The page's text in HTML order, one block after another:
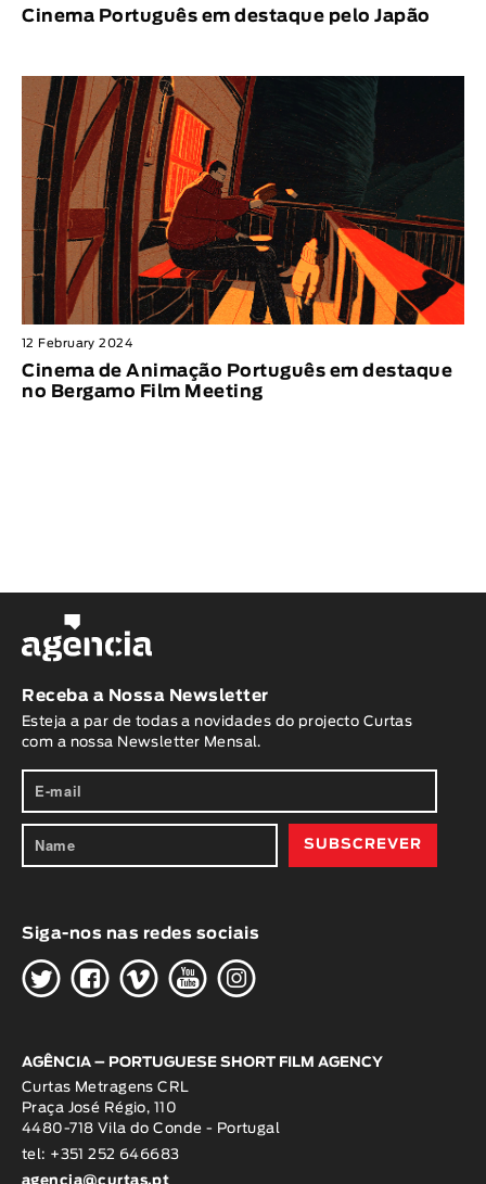
Cinema Português em destaque pelo Japão
12 February 2024
Cinema de Animação Português em destaque
no Bergamo Film Meeting
Receba a Nossa Newsletter
Esteja a par de todas a novidades do projecto Curtas
com a nossa Newsletter Mensal.
Siga-nos nas redes sociais
HGWOK
AGÊNCIA – PORTUGUESE SHORT FILM AGENCY
Curtas Metragens CRL
Praça José Régio, 110
4480-718 Vila do Conde - Portugal
tel: +351 252 646683
agencia@curtas.pt